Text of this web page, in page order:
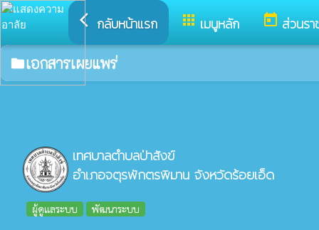
arrow_back_ios กลับหน้าแรก apps เมนูหลัก today ส่วนรา
folderเอกสารเผยแพร่
เทศบาลตำบลป่าสังข์
อำเภอจตุรพักตรพิมาน จังหวัดร้อยเอ็ด
ผู้ดูแลระบบ พัฒนาระบบ